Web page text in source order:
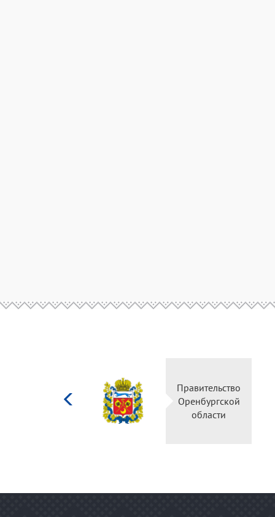
культуры
Российской
Правительство
Оренбургской
области